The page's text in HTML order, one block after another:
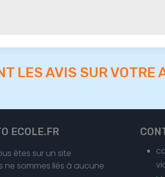
LES AVIS SUR VOTRE
ECOLE.FR
êtes sur un site
ne sommes liés à aucune